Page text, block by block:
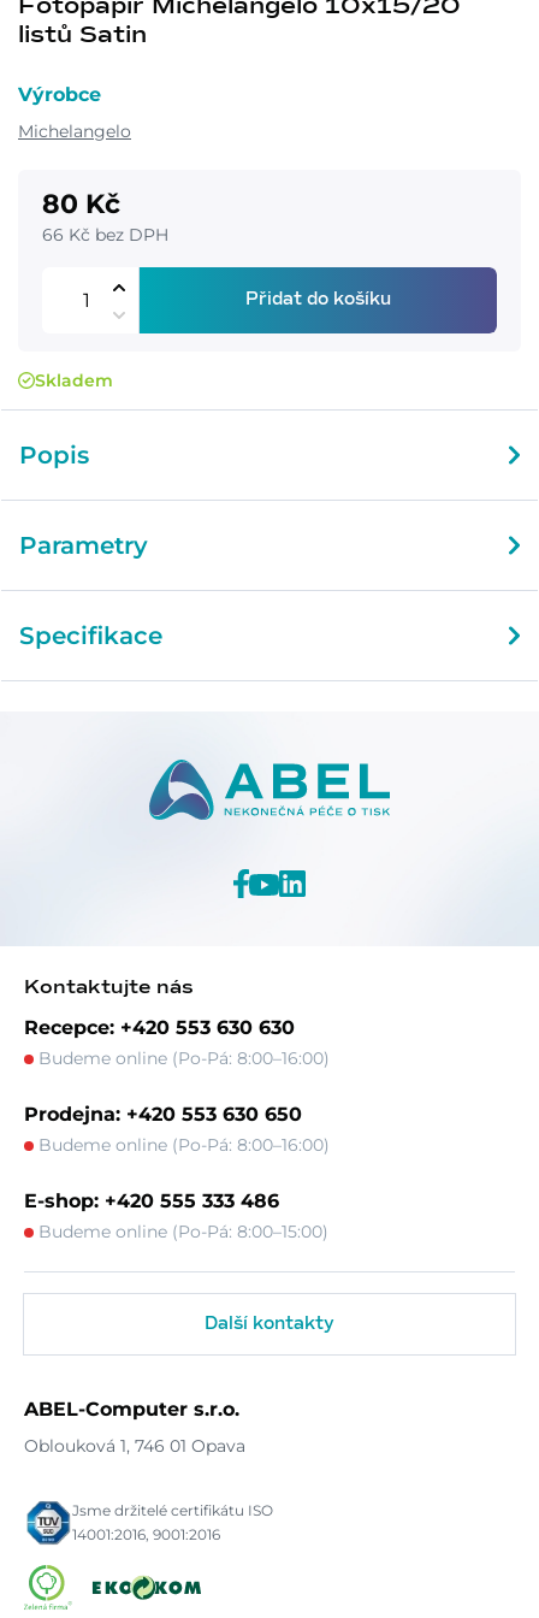
Fotopapír Michelangelo 10x15/20
listů Satin
Výrobce
Michelangelo
80 Kč
66 Kč bez DPH
Přidat do košíku
Skladem
Popis
Parametry
Specifikace
Kontaktujte nás
Recepce: +420 553 630 630
Budeme online (Po-Pá: 8:00–16:00)
Prodejna: +420 553 630 650
Budeme online (Po-Pá: 8:00–16:00)
E-shop: +420 555 333 486
Budeme online (Po-Pá: 8:00–15:00)
Další kontakty
ABEL-Computer s.r.o.
Oblouková 1, 746 01 Opava
Jsme držitelé certifikátu ISO
14001:2016, 9001:2016